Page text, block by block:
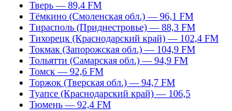
Тверь — 89,4 FM
Тёмкино (Смоленская обл.) — 96,1 FM
Тирасполь (Приднестровье) — 88,3 FM
Тихорецк (Краснодарский край) — 102,4 FM
Токмак (Запорожская обл.) — 104,9 FM
Тольятти (Самарская обл.) — 94,9 FM
Томск — 92,6 FM
Торжок (Тверская обл.) — 94,7 FM
Туапсе (Краснодарский край) — 106,5
Тюмень — 92,4 FM